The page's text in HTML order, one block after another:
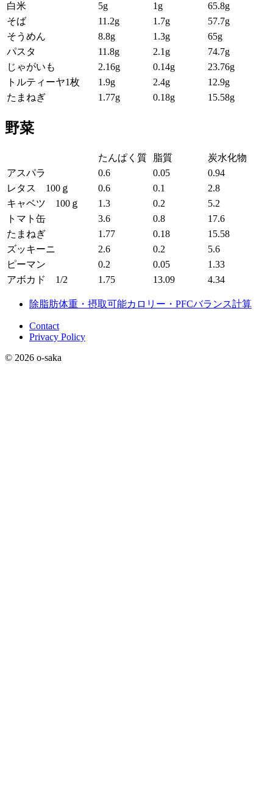
白米
5g 1g
65.8g
そば
11.2g 1.7g
57.7g
そうめん
8.8g 1.3g
65g
パスタ
11.8g 2.1g
74.7g
じゃがいも
2.16g 0.14g
23.76g
トルティーヤ1枚
1.9g 2.4g
12.9g
たまねぎ
1.77g 0.18g 15.58g
野菜
たんぱく質 脂質
炭水化物
アスパラ
0.6 0.05
0.94
レタス 100ｇ
0.6 0.1
2.8
キャベツ 100ｇ
1.3 0.2
5.2
トマト缶
3.6 0.8
17.6
たまねぎ
1.77 0.18
15.58
ズッキーニ
2.6 0.2
5.6
ピーマン
0.2 0.05
1.33
アボカド 1/2
1.75 13.09 4.34
除脂肪体重・摂取可能カロリー・PFCバランス計算
Contact
Privacy Policy
© 2026 o-saka